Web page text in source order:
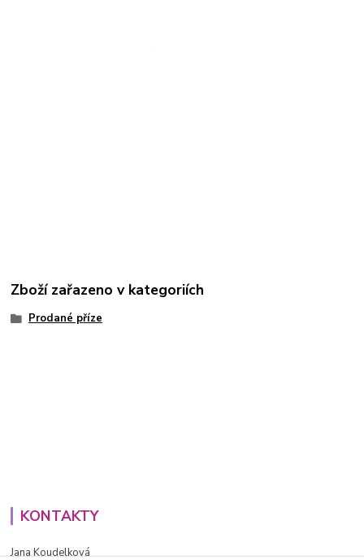
Zboží zařazeno v kategoriích
Prodané příze
KONTAKTY
Jana Koudelková